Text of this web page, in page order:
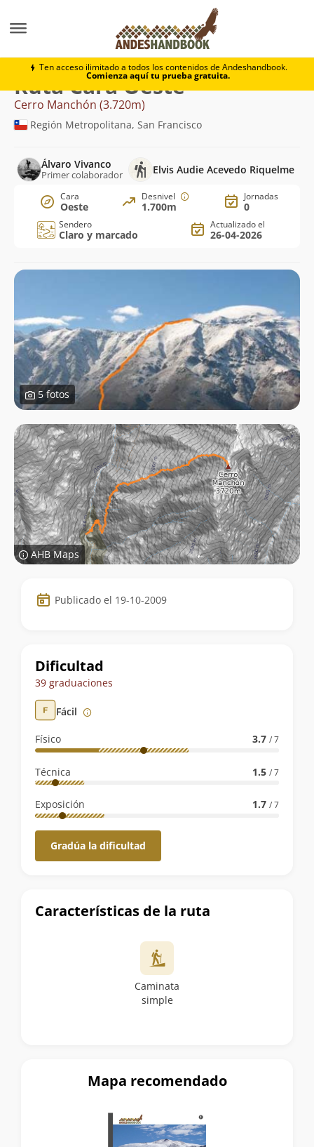
Ten acceso ilimitado a todos los contenidos de Andeshandbook.
Comienza aquí tu prueba gratuita.
Cerro Manchón Cara Oeste
Ruta Cara Oeste
Cerro Manchón (3.720m)
Región Metropolitana, San Francisco
Álvaro Vivanco
Primer colaborador Elvis Audie Acevedo Riquelme
Cara
Oeste
Desnivel
1.700m
Jornadas
0
Sendero
Claro y marcado
Actualizado el
26-04-2026
5 fotos
AHB Maps
Datos
de
ruta
Publicado el 19-10-2009
Dificultad
39 graduaciones
Fácil
Físico 3.7 / 7
Técnica 1.5 / 7
Exposición 1.7 / 7
Gradúa la dificultad
Características de la ruta
Caminata
simple
Mapa recomendado